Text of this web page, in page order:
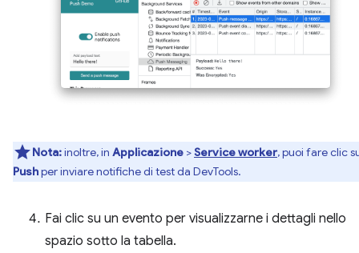
Nota:inoltre, in Applicazione >Service worker, puoi fare clic
Pushper inviare notifiche di test da DevTools.
Fai clic su un evento per visualizzarne i dettagli nello
spazio sotto la tabella.